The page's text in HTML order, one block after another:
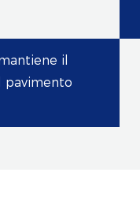
il
pavimento